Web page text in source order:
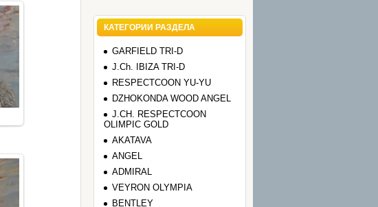
КАТЕГОРИИ РАЗДЕЛА
GARFIELD TRI-D
J.Ch. IBIZA TRI-D
RESPECTCOON YU-YU
DZHOKONDA WOOD ANGEL
J.CH. RESPECTCOON
OLIMPIC GOLD
AKATAVA
ANGEL
ADMIRAL
VEYRON OLYMPIA
BENTLEY